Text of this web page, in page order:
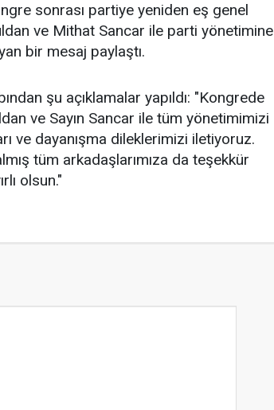
sonrası partiye yeniden eş genel
ve Mithat Sancar ile parti yönetimine
bir mesaj paylaştı.
şu açıklamalar yapıldı: "Kongrede
ve Sayın Sancar ile tüm yönetimimizi
ve dayanışma dileklerimizi iletiyoruz.
tüm arkadaşlarımıza da teşekkür
olsun."